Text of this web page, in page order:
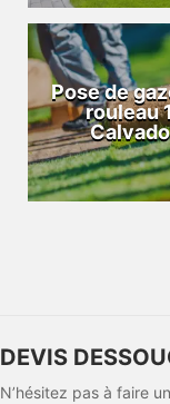
Pose de
rouleau
DEVIS
N’hésitez pas à faire